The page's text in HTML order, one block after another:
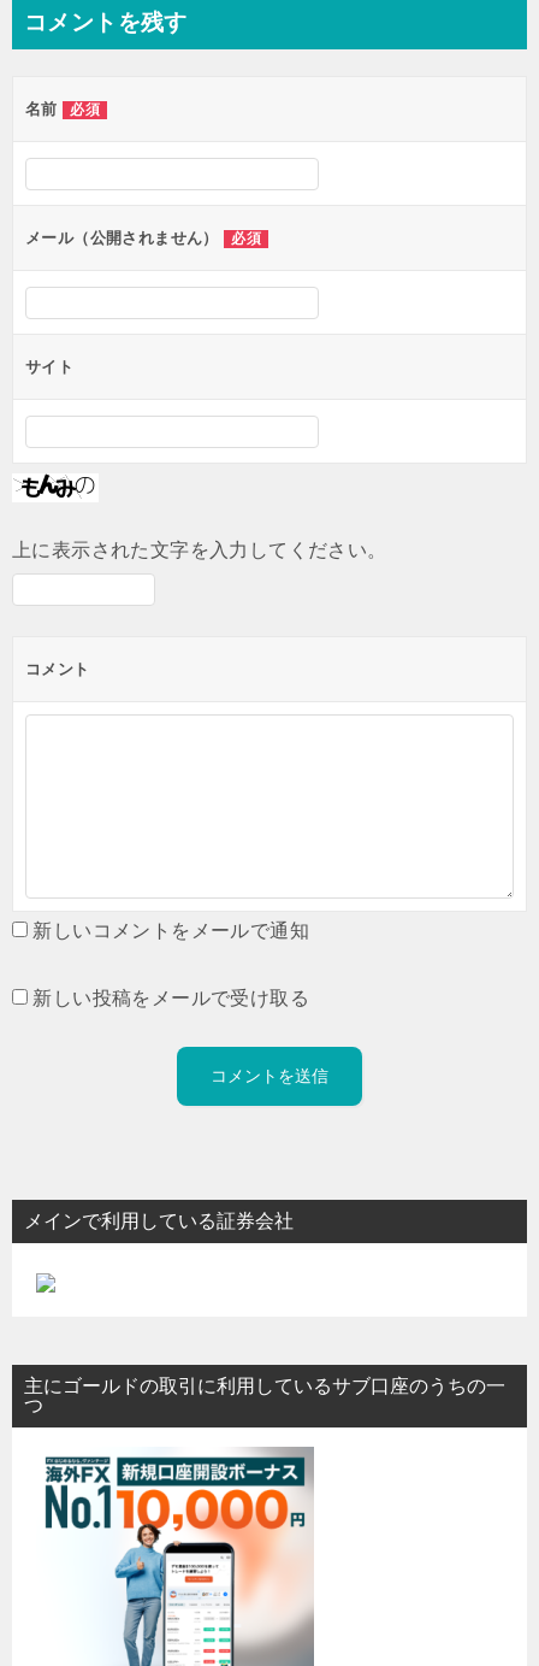
ビ
ー
シ
ョ
ン
コメントを残す
名前 必須
メール（公開されません） 必須
サイト
上に表示された文字を入力してください。
コメント
新しいコメントをメールで通知
新しい投稿をメールで受け取る
メインで利用している証券会社
主にゴールドの取引に利用しているサブ口座のうちの一
つ